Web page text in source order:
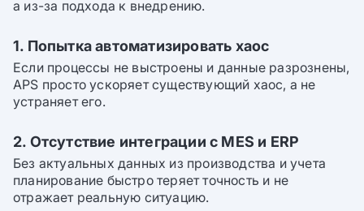
а из-за подхода к внедрению.
1. Попытка автоматизировать хаос
Если процессы не выстроены и данные разрознены,
APS просто ускоряет существующий хаос, а не
устраняет его.
2. Отсутствие интеграции с MES и ERP
Без актуальных данных из производства и учета
планирование быстро теряет точность и не
отражает реальную ситуацию.